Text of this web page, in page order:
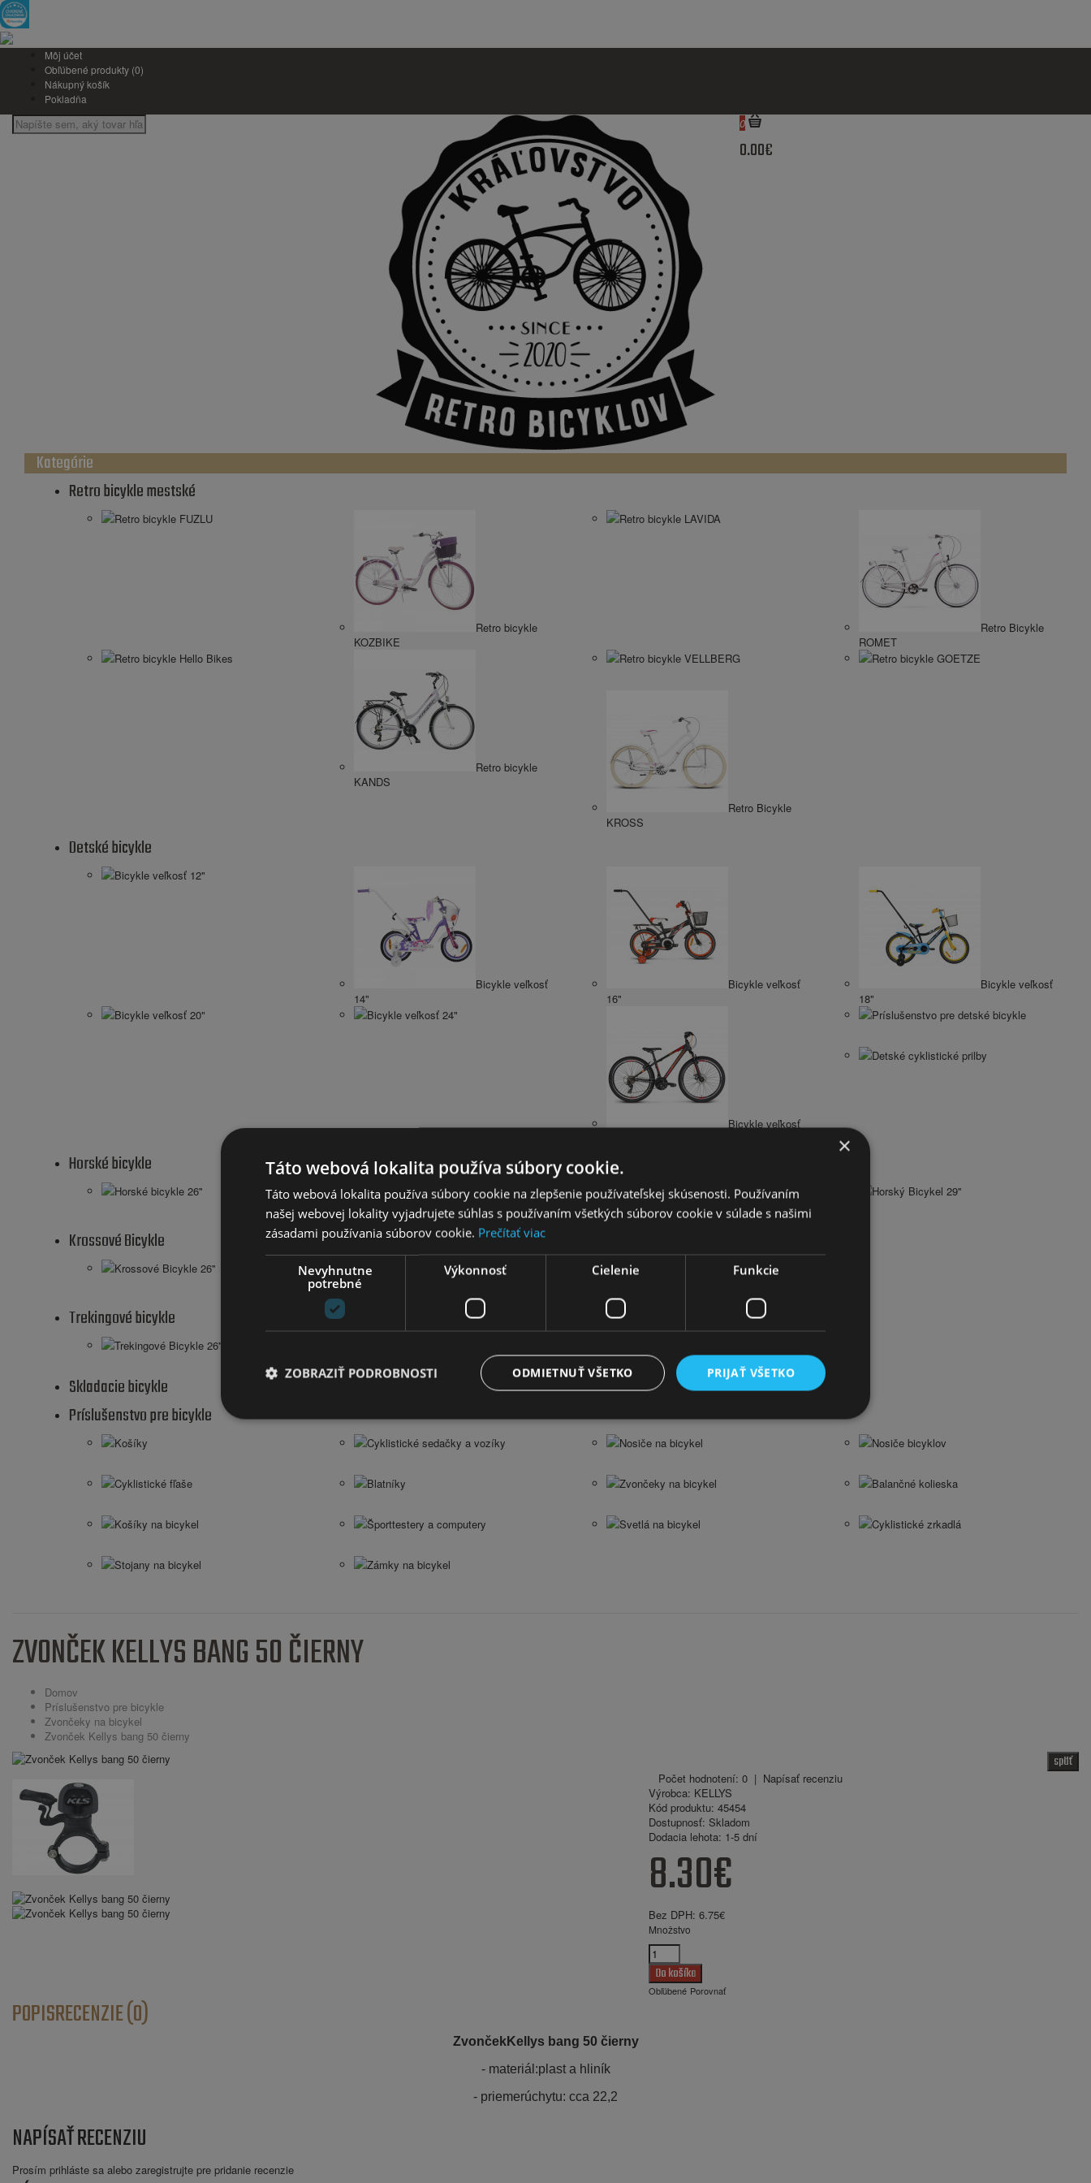
Môj účet
Obľúbené produkty (0)
Nákupný košík
Pokladňa
0
0.00€
Kategórie
Retro bicykle mestské
Retro bicykle FUZLU
Retro bicykle
KOZBIKE
Retro bicykle LAVIDA
Retro Bicykle
ROMET
Retro bicykle Hello Bikes
Retro bicykle
KANDS
Retro bicykle VELLBERG Retro bicykle GOETZE
Retro Bicykle
KROSS
Detské bicykle
Bicykle veľkosť 12"
Bicykle veľkosť
14"
Bicykle veľkosť
16"
Bicykle veľkosť
18"
Bicykle veľkosť 20"
Bicykle veľkosť 24"
Bicykle veľkosť
Príslušenstvo pre detské bicykle
Detské cyklistické prilby
Horské bicykle
Horské bicykle 26'' Horské bicykle 27,5'' Horský Bicykel 28'' Horský Bicykel 29''
Krossové Bicykle
Krossové Bicykle 26'' Krossové Bicykle 28'' Krossový Bicykel 29"
Trekingové bicykle
Trekingové Bicykle 26''
Skladacie bicykle
Príslušenstvo pre bicykle
Košíky Cyklistické sedačky a vozíky Nosiče na bicykel Nosiče bicyklov
Cyklistické fľaše Blatníky Zvončeky na bicykel Balančné kolieska
Košíky na bicykel Športtestery a computery Svetlá na bicykel Cyklistické zrkadlá
Stojany na bicykel Zámky na bicykel
ZVONČEK KELLYS BANG 50 ČIERNY
Domov
Príslušenstvo pre bicykle
Zvončeky na bicykel
Zvonček Kellys bang 50 čierny
späť
Počet hodnotení: 0 | Napísať recenziu
Výrobca: KELLYS
Kód produktu: 45454
Dostupnosť: Skladom
Dodacia lehota: 1-5 dní
8.30€
Bez DPH: 6.75€
Množstvo
Obľúbené Porovnať
POPISRECENZIE (0)
ZvončekKellys bang 50 čierny
- materiál:plast a hliník
- priemerúchytu: cca 22,2
NAPÍSAŤ RECENZIU
Prosím prihláste sa alebo zaregistrujte pre pridanie recenzie
×
Táto webová lokalita používa súbory cookie.
Táto webová lokalita používa súbory cookie na zlepšenie používateľskej skúsenosti. Používaním
našej webovej lokality vyjadrujete súhlas s používaním všetkých súborov cookie v súlade s našimi
zásadami používania súborov cookie. Prečítať viac
Nevyhnutne
potrebné
Výkonnosť Cielenie Funkcie
PRIJAŤ VŠETKO
ODMIETNUŤ VŠETKO
ZOBRAZIŤ PODROBNOSTI